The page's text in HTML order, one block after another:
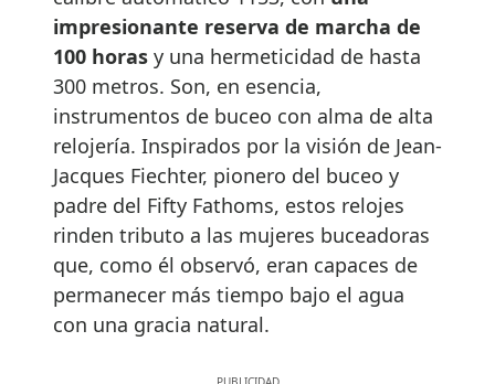
impresionante reserva de marcha de
100 horas y una hermeticidad de hasta
300 metros. Son, en esencia,
instrumentos de buceo con alma de alta
relojería. Inspirados por la visión de Jean-
Jacques Fiechter, pionero del buceo y
padre del Fifty Fathoms, estos relojes
rinden tributo a las mujeres buceadoras
que, como él observó, eran capaces de
permanecer más tiempo bajo el agua
con una gracia natural.